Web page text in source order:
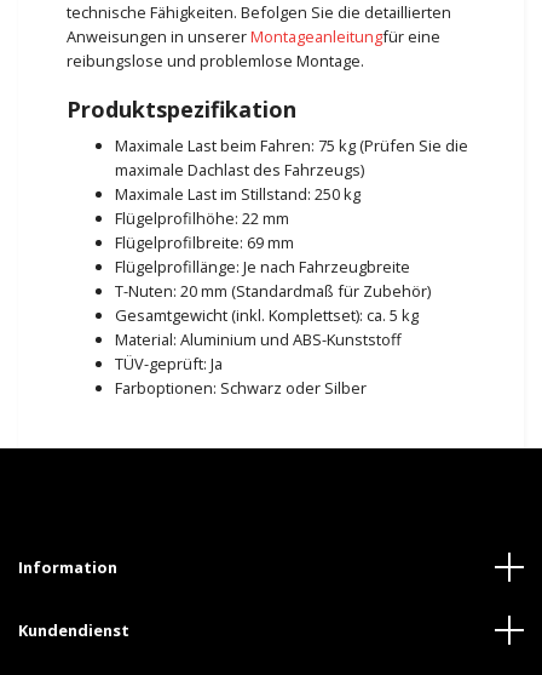
technische Fähigkeiten. Befolgen Sie die detaillierten
Anweisungen in unsererMontageanleitungfür eine
reibungslose und problemlose Montage.
Produktspezifikation
Maximale Last beim Fahren: 75 kg (Prüfen Sie die
maximale Dachlast des Fahrzeugs)
Maximale Last im Stillstand: 250 kg
Flügelprofilhöhe: 22 mm
Flügelprofilbreite: 69 mm
Flügelprofillänge: Je nach Fahrzeugbreite
T-Nuten: 20 mm (Standardmaß für Zubehör)
Gesamtgewicht (inkl. Komplettset): ca. 5 kg
Material: Aluminium und ABS-Kunststoff
TÜV-geprüft: Ja
Farboptionen: Schwarz oder Silber
Information
Kundendienst